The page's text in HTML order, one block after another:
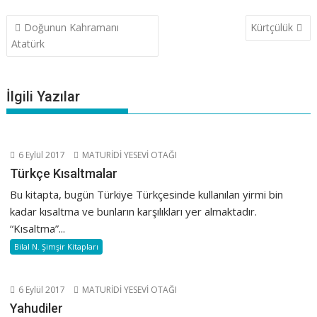
Yazı
gezinmesi
Doğunun Kahramanı
Atatürk
Kürtçülük
İlgili Yazılar
6 Eylül 2017 MATURİDİ YESEVİ OTAĞI
Türkçe Kısaltmalar
Bu kitapta, bugün Türkiye Türkçesinde kullanılan yirmi bin
kadar kısaltma ve bunların karşılıkları yer almaktadır.
“Kısaltma”...
Bilal N. Şimşir Kitapları
6 Eylül 2017 MATURİDİ YESEVİ OTAĞI
Yahudiler